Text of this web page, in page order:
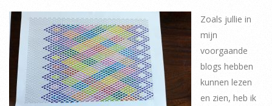
Zoals jullie in
mijn
voorgaande
blogs hebben
kunnen lezen
en zien, heb ik